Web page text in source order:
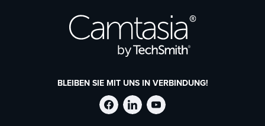
BLEIBEN SIE MIT UNS IN VERBINDUNG!
TechSmith
TechSmith
TechSmith